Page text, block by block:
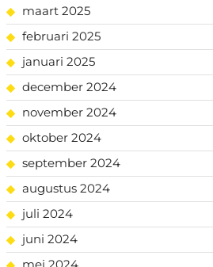
maart 2025
februari 2025
januari 2025
december 2024
november 2024
oktober 2024
september 2024
augustus 2024
juli 2024
juni 2024